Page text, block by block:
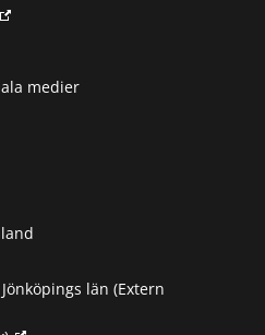
medier
län (Extern